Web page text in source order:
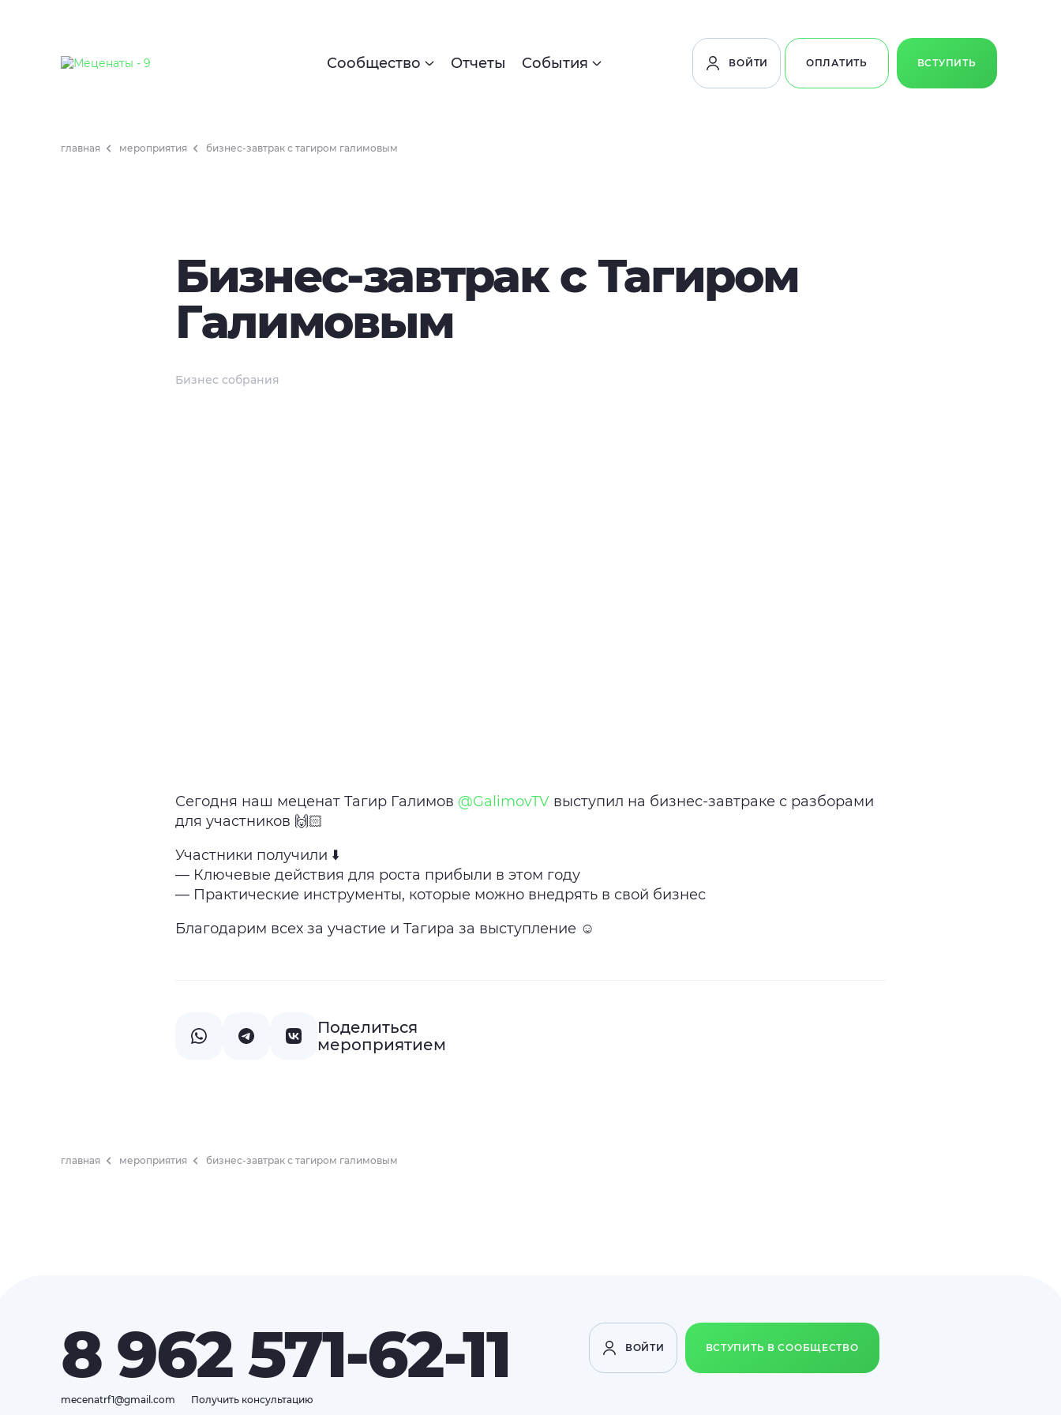
Сообщество Отчеты События ВОЙТИ ОПЛАТИТЬ ВСТУПИТЬ
главная мероприятия бизнес-завтрак с тагиром галимовым
Бизнес-завтрак с Тагиром
Галимовым
Бизнес собрания
Сегодня наш меценат Тагир Галимов @GalimovTV выступил на бизнес-завтраке с разборами
для участников 🙌🏻
Участники получили ⬇️
— Ключевые действия для роста прибыли в этом году
— Практические инструменты, которые можно внедрять в свой бизнес
Благодарим всех за участие и Тагира за выступление ☺️
Поделиться
мероприятием
главная мероприятия бизнес-завтрак с тагиром галимовым
8 962 571-62-11
mecenatrf1@gmail.com Получить консультацию
ВОЙТИ ВСТУПИТЬ В СООБЩЕСТВО